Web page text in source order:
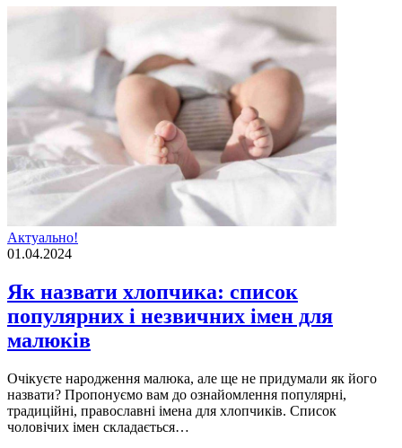
Актуально!
01.04.2024
Як назвати хлопчика: список
популярних і незвичних імен для
малюків
Очікуєте народження малюка, але ще не придумали як його
назвати? Пропонуємо вам до ознайомлення популярні,
традиційні, православні імена для хлопчиків. Список
чоловічих імен складається…